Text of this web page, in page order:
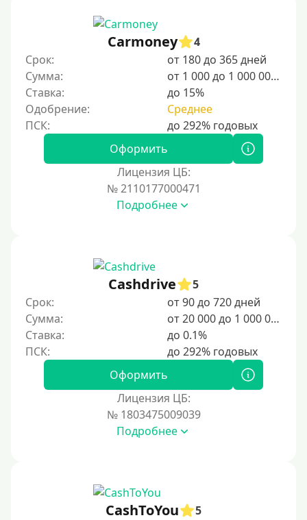
20000 руб
25000 руб
30000 руб
30000 руб на год
35000 руб
40000 руб
150000 руб
200000 руб
250000 руб
Карты банков и платежные системы
Carmoney
4
Срок:
от 180 до 365 дней
Сумма:
от 1 000 до 1 000 000 ₽
Ставка:
до 15%
Одобрение:
Среднее
Оформить
Лицензия ЦБ:
№ 2110177000471
Подробнее
Cashdrive
5
Срок:
от 90 до 720 дней
Сумма:
от 20 000 до 1 000 000 ₽
Ставка:
до 0.1%
Оформить
Лицензия ЦБ:
№ 1803475009039
Подробнее
CashToYou
5